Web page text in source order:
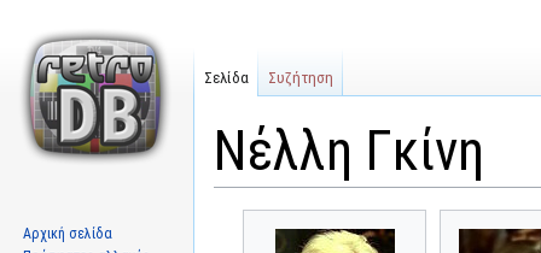
Νέλλη Γκίνη
Σελίδα Συζήτηση
Αρχική σελίδα